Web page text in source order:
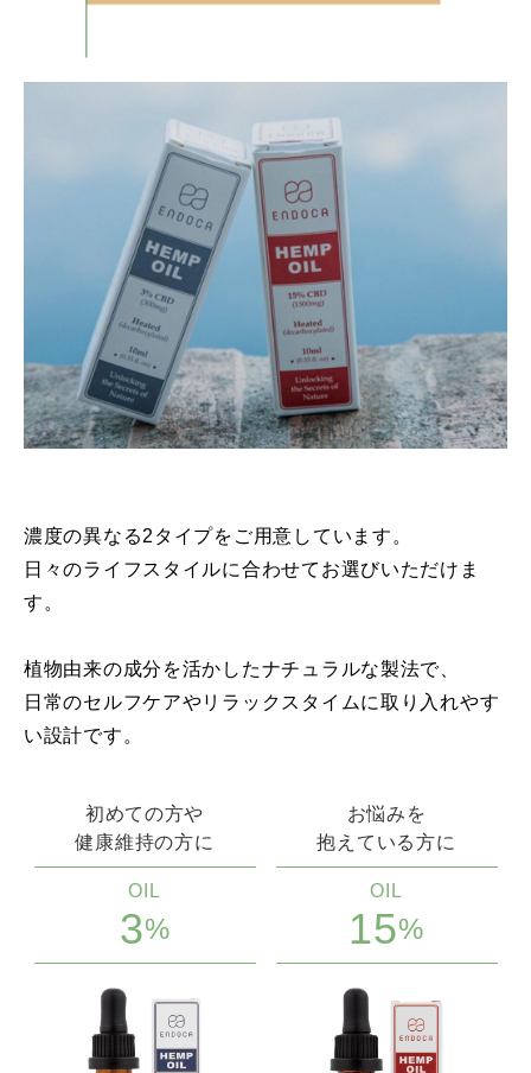
濃度の異なる2タイプをご用意しています。
日々のライフスタイルに合わせてお選びいただけま
す。
植物由来の成分を活かしたナチュラルな製法で、
日常のセルフケアやリラックスタイムに取り入れやす
い設計です。
初めての方や
健康維持の方に
OIL
3%
お悩みを
抱えている方に
OIL
15%